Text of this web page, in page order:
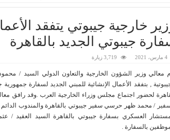
خارجية جيبوتي يتفقد
جيبوتي الجديد بالقاهرة
4 مارس، 2021 3,719 زيارة
معالي وزير الشؤون الخارجية والتعاون الدولي السيد /
, بتفقد الأعمال الإنشائية للمبني الجديد لسفارة
لحضور اجتماع مجلس وزراء الخارجية العرب .وقد رافق
/ محمد ظهر حرسي سفير جيبوتي بالقاهرة والمندوب الدائم
العسكري بسفارة جيبوتي بالقاهرة السيد العقيد /
بالسفارة .